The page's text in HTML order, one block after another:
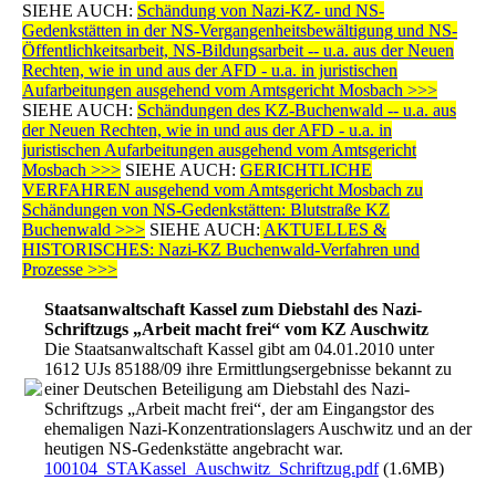
SIEHE AUCH: Schändung von Nazi-KZ- und NS-
Gedenkstätten in der NS-Vergangenheitsbewältigung und NS-
Öffentlichkeitsarbeit, NS-Bildungsarbeit -- u.a. aus der Neuen
Rechten, wie in und aus der AFD - u.a. in juristischen
Aufarbeitungen ausgehend vom Amtsgericht Mosbach >>>
SIEHE AUCH: Schändungen des KZ-Buchenwald -- u.a. aus
der Neuen Rechten, wie in und aus der AFD - u.a. in
juristischen Aufarbeitungen ausgehend vom Amtsgericht
Mosbach >>> SIEHE AUCH: GERICHTLICHE
VERFAHREN ausgehend vom Amtsgericht Mosbach zu
Schändungen von NS-Gedenkstätten: Blutstraße KZ
Buchenwald >>> SIEHE AUCH: AKTUELLES &
HISTORISCHES: Nazi-KZ Buchenwald-Verfahren und
Prozesse >>>
Staatsanwaltschaft Kassel zum Diebstahl des Nazi-
Schriftzugs „Arbeit macht frei“ vom KZ Auschwitz
Die Staatsanwaltschaft Kassel gibt am 04.01.2010 unter
1612 UJs 85188/09 ihre Ermittlungsergebnisse bekannt zu
einer Deutschen Beteiligung am Diebstahl des Nazi-
Schriftzugs „Arbeit macht frei“, der am Eingangstor des
ehemaligen Nazi-Konzentrationslagers Auschwitz und an der
heutigen NS-Gedenkstätte angebracht war.
100104_STAKassel_Auschwitz_Schriftzug.pdf(1.6MB)